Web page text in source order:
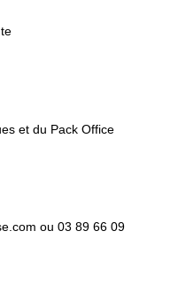
et du Pack Office
ou 03 89 66 09